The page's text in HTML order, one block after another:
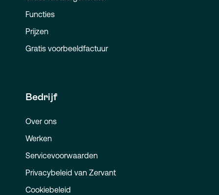
Functies
Prijzen
Gratis voorbeeldfactuur
Bedrijf
Over ons
Werken
Servicevoorwaarden
Privacybeleid van Zervant
Cookiebeleid